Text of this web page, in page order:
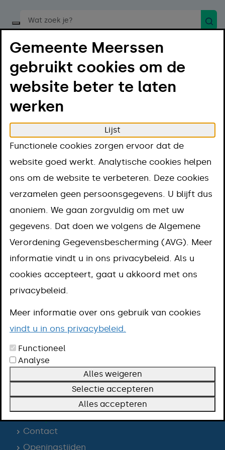
Start een spraakopdracht
Menu
Home
Regelen
Rijbewijs, paspoort en identiteitskaart
Rijbewijs
Rijbewijs
Rijbewijs verlengen of uitbreiden
Rijbewijs aanvragen voor auto of motor
Trekkersrijbewijs aanvragen
Bromfietsrijbewijs aanvragen
Contact
Openingstijden
Gemeente Meerssen
gebruikt cookies om de
website beter te laten
werken
Lijst
Functionele cookies zorgen ervoor dat de
website goed werkt. Analytische cookies helpen
ons om de website te verbeteren. Deze cookies
verzamelen geen persoonsgegevens. U blijft dus
anoniem. We gaan zorgvuldig om met uw
gegevens. Dat doen we volgens de Algemene
Verordening Gegevensbescherming (AVG). Meer
informatie vindt u in ons privacybeleid. Als u
cookies accepteert, gaat u akkoord met ons
privacybeleid.
Meer informatie over ons gebruik van cookies
vindt u in ons privacybeleid.
Functioneel
Analyse
Alles weigeren
Selectie accepteren
Alles accepteren